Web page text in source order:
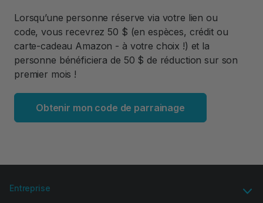
Lorsqu’une personne réserve via votre lien ou
code, vous recevrez 50 $ (en espèces, crédit ou
carte-cadeau Amazon - à votre choix !) et la
personne bénéficiera de 50 $ de réduction sur son
premier mois !
Obtenir mon code de parrainage
Entreprise